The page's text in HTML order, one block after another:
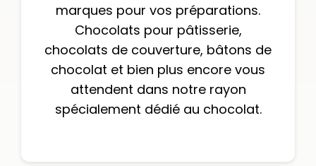
marques pour vos préparations.
Chocolats pour pâtisserie,
chocolats de couverture, bâtons de
chocolat et bien plus encore vous
attendent dans notre rayon
spécialement dédié au chocolat.